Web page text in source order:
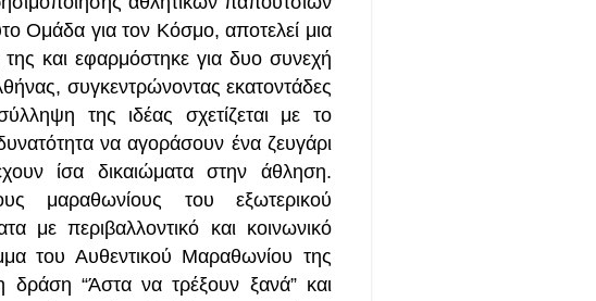
Ομάδα για τον Κόσμο, αποτελεί μια
και εφαρμόστηκε για δυο συνεχή
συγκεντρώνοντας εκατοντάδες
της ιδέας σχετίζεται με το
να αγοράσουν ένα ζευγάρι
ίσα δικαιώματα στην άθληση.
μαραθωνίους του εξωτερικού
με περιβαλλοντικό και κοινωνικό
του Αυθεντικού Μαραθωνίου της
δράση “Άστα να τρέξουν ξανά” και